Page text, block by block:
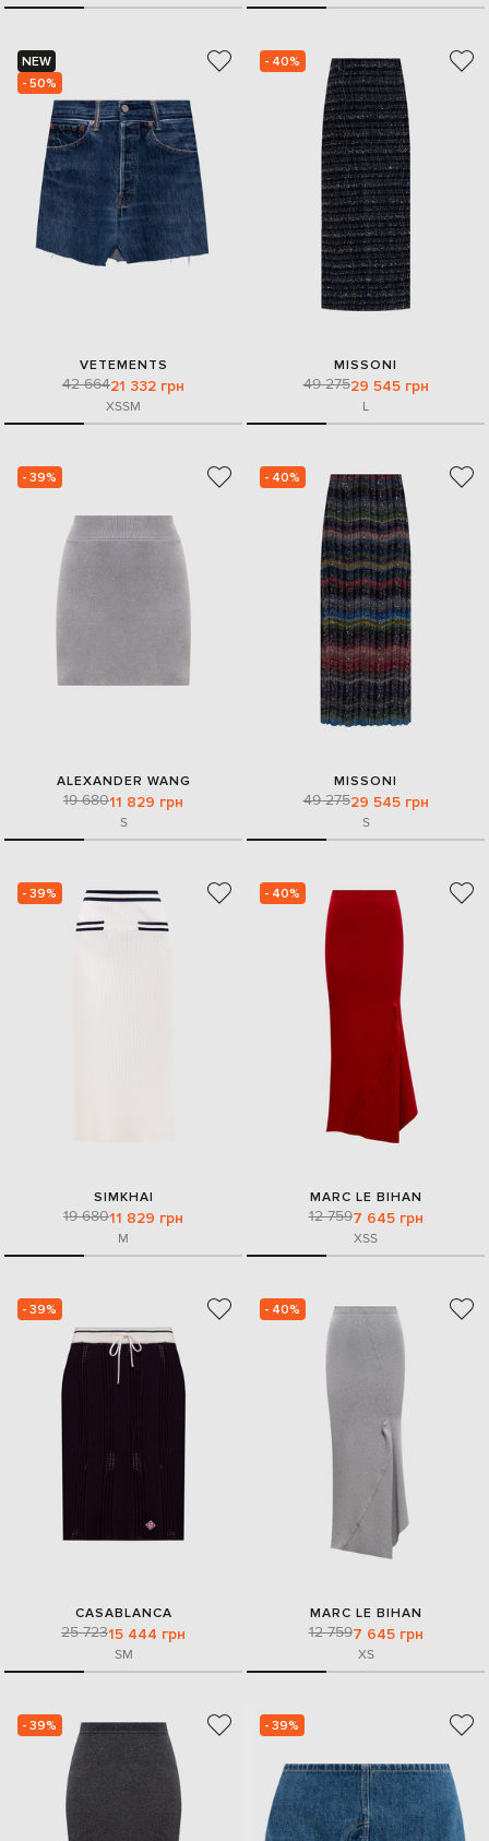
NEW
- 50%
VETEMENTS
42 66421 332 грн
XSSM
- 40%
MISSONI
49 27529 545 грн
L
- 39%
ALEXANDER WANG
19 68011 829 грн
S
- 40%
MISSONI
49 27529 545 грн
S
- 39%
SIMKHAI
19 68011 829 грн
M
- 40%
MARC LE BIHAN
12 7597 645 грн
XSS
- 39%
CASABLANCA
25 72315 444 грн
SM
- 40%
MARC LE BIHAN
12 7597 645 грн
XS
- 39% - 39%